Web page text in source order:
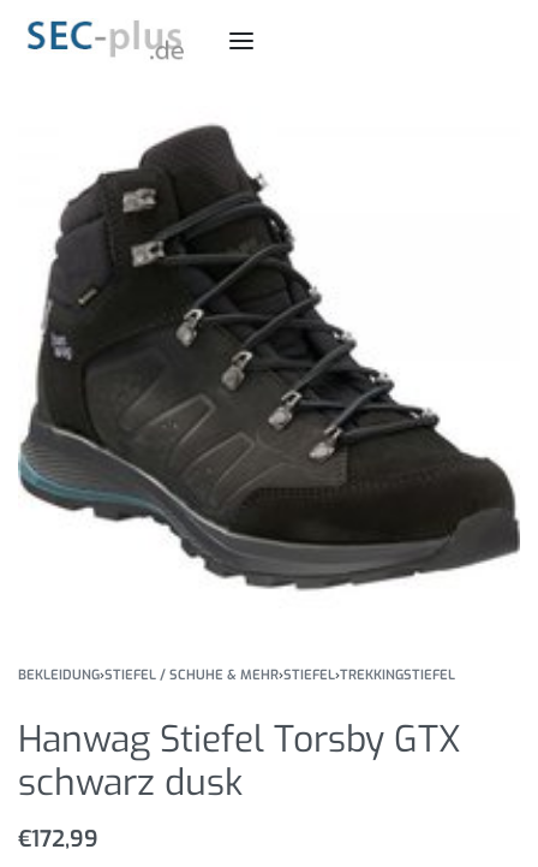
BEKLEIDUNG›STIEFEL / SCHUHE & MEHR›STIEFEL›TREKKINGSTIEFEL
Hanwag Stiefel Torsby GTX
schwarz dusk
€172,99